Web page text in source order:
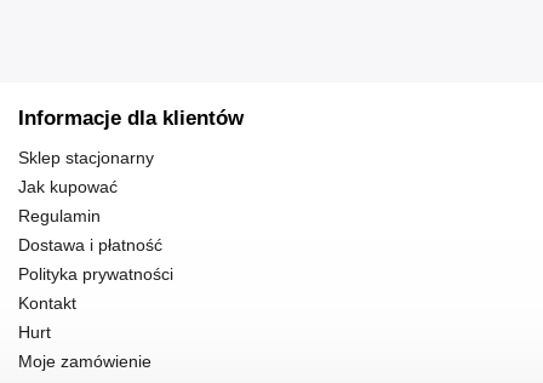
Informacje dla klientów
Sklep stacjonarny
Jak kupować
Regulamin
Dostawa i płatność
Polityka prywatności
Kontakt
Hurt
Moje zamówienie